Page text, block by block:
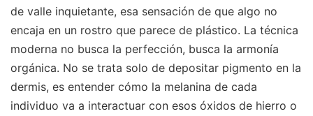
de valle inquietante, esa sensación de que algo no
encaja en un rostro que parece de plástico. La técnica
moderna no busca la perfección, busca la armonía
orgánica. No se trata solo de depositar pigmento en la
dermis, es entender cómo la melanina de cada
individuo va a interactuar con esos óxidos de hierro o